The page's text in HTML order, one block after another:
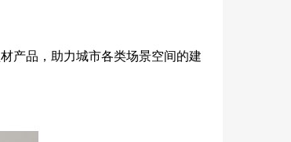
产品，助力城市各类场景空间的建